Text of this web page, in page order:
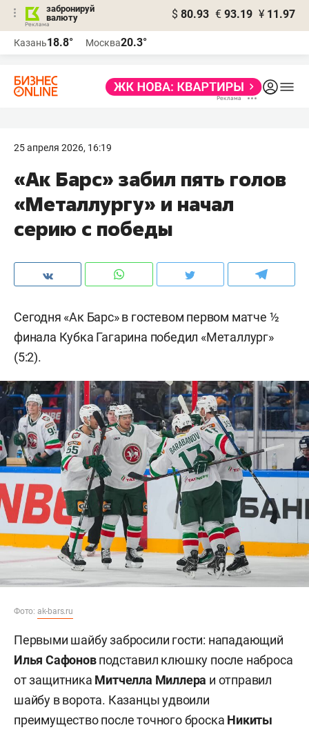
забронируй
валюту
$ 80.93 € 93.19 ¥ 11.97
Казань18.8° Москва20.3°
25 апреля 2026, 16:19
«Ак Барс» забил пять голов
«Металлургу» и начал
серию с победы
Сегодня «Ак Барс» в гостевом первом матче ½
финала Кубка Гагарина победил «Металлург»
(5:2). ​
Фото: ak-bars.ru
Первыми шайбу забросили гости: нападающий
Илья Сафоновподставил клюшку после наброса
от защитника Митчелла Миллера и отправил
шайбу в ворота. Казанцы удвоили
преимущество после точного броска Никиты